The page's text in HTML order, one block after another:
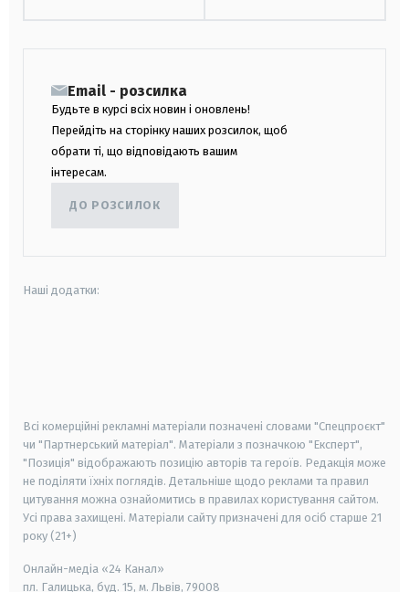
Email - розсилка
Будьте в курсі всіх новин і оновлень!
Перейдіть на сторінку наших розсилок, щоб
обрати ті, що відповідають вашим
інтересам.
ДО РОЗСИЛОК
Наші додатки:
Всі комерційні рекламні матеріали позначені словами "Спецпроєкт"
чи "Партнерський матеріал". Матеріали з позначкою "Експерт",
"Позиція" відображають позицію авторів та героїв. Редакція може
не поділяти їхніх поглядів. Детальніше щодо реклами та правил
цитування можна ознайомитись в правилах користування сайтом.
Усі права захищені. Матеріали сайту призначені для осіб старше 21
року (21+)
Онлайн-медіа «24 Канал»
пл. Галицька, буд. 15, м. Львів, 79008